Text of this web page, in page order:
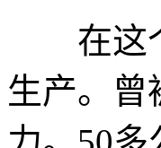
在这个
生产。曾